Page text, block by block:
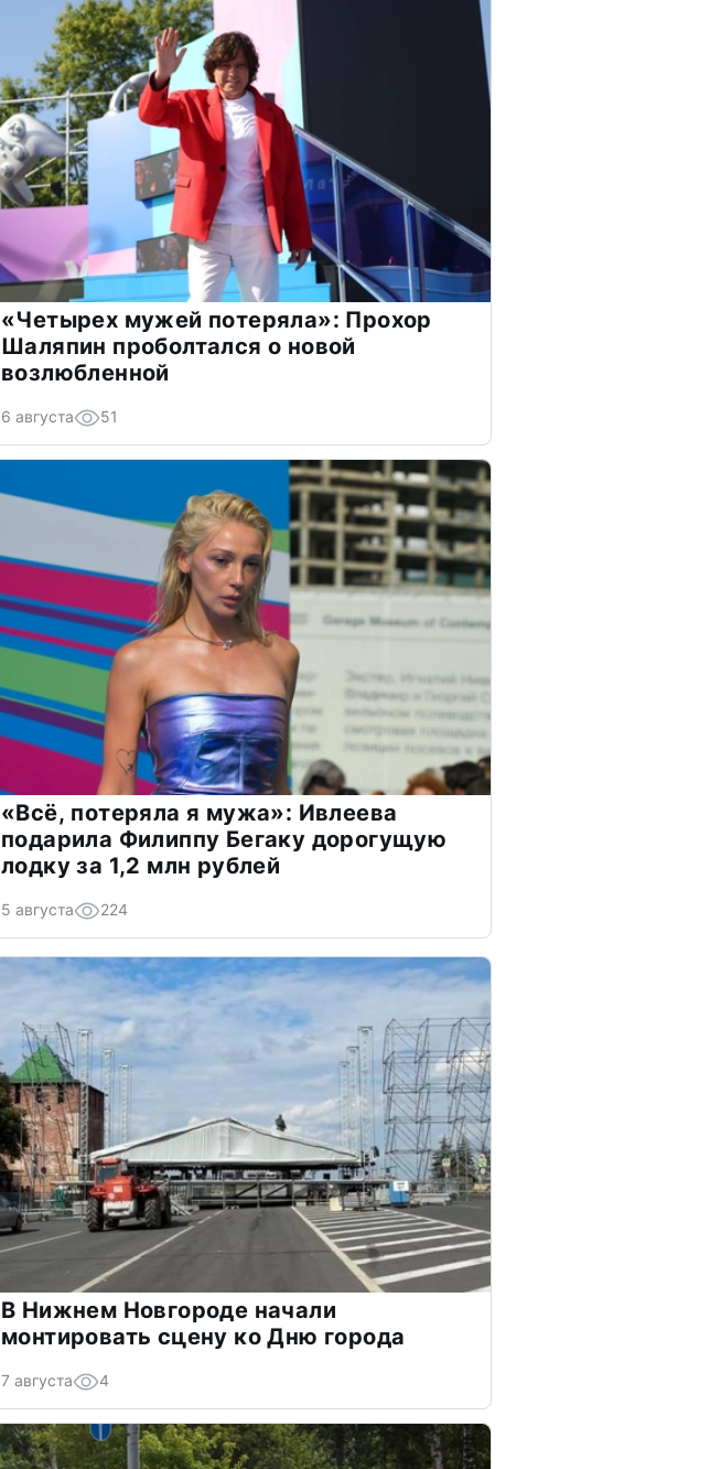
«Четырех мужей потеряла»: Прохор
Шаляпин проболтался о новой
возлюбленной
6 августа 51
«Всё, потеряла я мужа»: Ивлеева
подарила Филиппу Бегаку дорогущую
лодку за 1,2 млн рублей
5 августа 224
В Нижнем Новгороде начали
монтировать сцену ко Дню города
7 августа 4